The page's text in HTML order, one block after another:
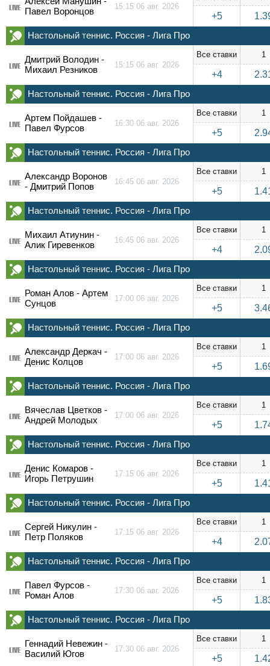
Павел Воронцов
15:15 06 авг. 2026
LIVE
+5
Настольный теннис. Россия - Лига Про
Дмитрий Володин -
Михаил Резников
15:15 06 авг. 2026
LIVE
Все ставки 1
+4
Настольный теннис. Россия - Лига Про
Артем Пойдашев -
Павел Фурсов
16:30 06 авг. 2026
LIVE
Все ставки 1
+5
Настольный теннис. Россия - Лига Про
Александр Воронов
- Дмитрий Попов
16:45 06 авг. 2026
LIVE
Все ставки 1
+5
Настольный теннис. Россия - Лига Про
Михаил Атиунин -
Алик Гиревенков
16:45 06 авг. 2026
LIVE
Все ставки 1
+4
Настольный теннис. Россия - Лига Про
Роман Алов - Артем
Сунцов
17:00 06 авг. 2026
LIVE
Все ставки 1
+5
Настольный теннис. Россия - Лига Про
Александр Деркач -
Денис Колцов
17:00 06 авг. 2026
LIVE
Все ставки 1
+5
Настольный теннис. Россия - Лига Про
Вячеслав Цветков -
Андрей Молодых
17:00 06 авг. 2026
LIVE
Все ставки 1
+5
Настольный теннис. Россия - Лига Про
Денис Комаров -
Игорь Петрушин
17:15 06 авг. 2026
LIVE
Все ставки 1
+5
Настольный теннис. Россия - Лига Про
Сергей Никулин -
Петр Поляков
17:15 06 авг. 2026
LIVE
Все ставки 1
+4
Настольный теннис. Россия - Лига Про
Павел Фурсов -
Роман Алов
17:30 06 авг. 2026
LIVE
Все ставки 1
+5
Настольный теннис. Россия - Лига Про
Геннадий Невежин -
Василий Югов
17:30 06 авг. 2026
LIVE
Все ставки 1
+5